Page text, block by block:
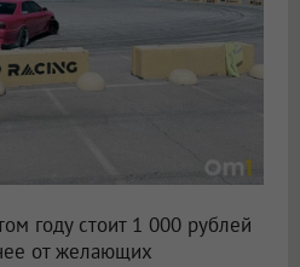
году стоит 1 000 рублей
от желающих